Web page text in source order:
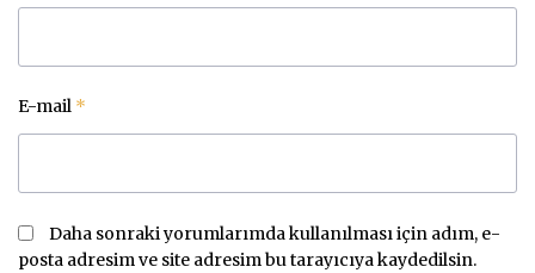
E-mail *
Daha sonraki yorumlarımda kullanılması için adım, e-
posta adresim ve site adresim bu tarayıcıya kaydedilsin.